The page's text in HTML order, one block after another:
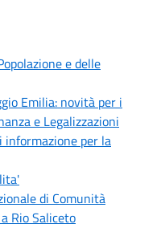
e delle
Emilia: novità per i
e Legalizzazioni
informazione per la
di Comunità
Rio Saliceto